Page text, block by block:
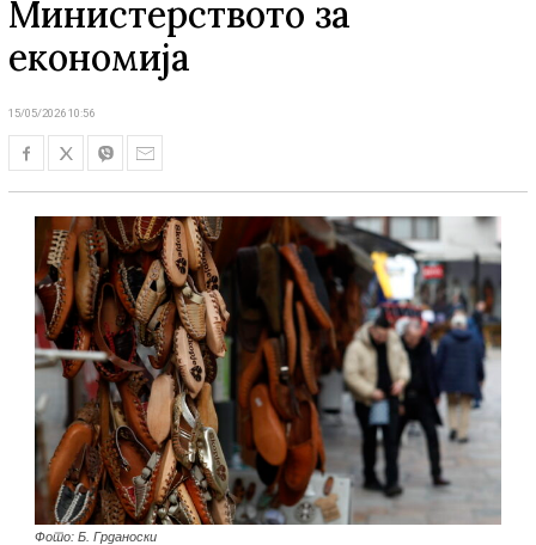
Министерството за
економија
15/05/2026 10:56
Фото: Б. Грданоски